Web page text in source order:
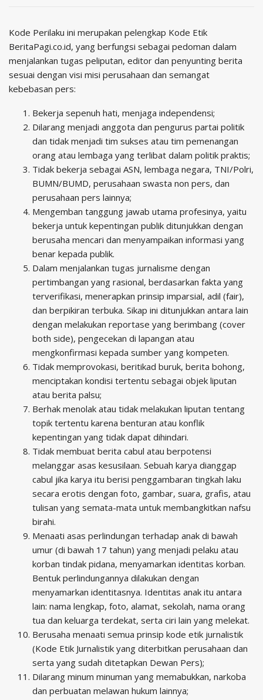
Kode Perilaku ini merupakan pelengkap Kode Etik
BeritaPagi.co.id, yang berfungsi sebagai pedoman dalam
menjalankan tugas peliputan, editor dan penyunting berita
sesuai dengan visi misi perusahaan dan semangat
kebebasan pers:
Bekerja sepenuh hati, menjaga independensi;
Dilarang menjadi anggota dan pengurus partai politik
dan tidak menjadi tim sukses atau tim pemenangan
orang atau lembaga yang terlibat dalam politik praktis;
Tidak bekerja sebagai ASN, lembaga negara, TNI/Polri,
BUMN/BUMD, perusahaan swasta non pers, dan
perusahaan pers lainnya;
Mengemban tanggung jawab utama profesinya, yaitu
bekerja untuk kepentingan publik ditunjukkan dengan
berusaha mencari dan menyampaikan informasi yang
benar kepada publik.
Dalam menjalankan tugas jurnalisme dengan
pertimbangan yang rasional, berdasarkan fakta yang
terverifikasi, menerapkan prinsip imparsial, adil (fair),
dan berpikiran terbuka. Sikap ini ditunjukkan antara lain
dengan melakukan reportase yang berimbang (cover
both side), pengecekan di lapangan atau
mengkonfirmasi kepada sumber yang kompeten.
Tidak memprovokasi, beritikad buruk, berita bohong,
menciptakan kondisi tertentu sebagai objek liputan
atau berita palsu;
Berhak menolak atau tidak melakukan liputan tentang
topik tertentu karena benturan atau konflik
kepentingan yang tidak dapat dihindari.
Tidak membuat berita cabul atau berpotensi
melanggar asas kesusilaan. Sebuah karya dianggap
cabul jika karya itu berisi penggambaran tingkah laku
secara erotis dengan foto, gambar, suara, grafis, atau
tulisan yang semata-mata untuk membangkitkan nafsu
birahi.
Menaati asas perlindungan terhadap anak di bawah
umur (di bawah 17 tahun) yang menjadi pelaku atau
korban tindak pidana, menyamarkan identitas korban.
Bentuk perlindungannya dilakukan dengan
menyamarkan identitasnya. Identitas anak itu antara
lain: nama lengkap, foto, alamat, sekolah, nama orang
tua dan keluarga terdekat, serta ciri lain yang melekat.
Berusaha menaati semua prinsip kode etik jurnalistik
(Kode Etik Jurnalistik yang diterbitkan perusahaan dan
serta yang sudah ditetapkan Dewan Pers);
Dilarang minum minuman yang memabukkan, narkoba
dan perbuatan melawan hukum lainnya;